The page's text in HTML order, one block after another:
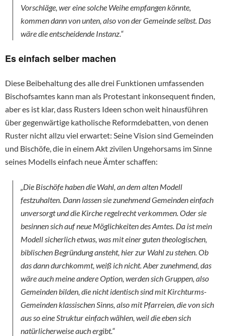
Vorschläge, wer eine solche Weihe empfangen könnte,
kommen dann von unten, also von der Gemeinde selbst. Das
wäre die entscheidende Instanz.“
Es einfach selber machen
Diese Beibehaltung des alle drei Funktionen umfassenden
Bischofsamtes kann man als Protestant inkonsequent finden,
aber es ist klar, dass Rusters Ideen schon weit hinausführen
über gegenwärtige katholische Reformdebatten, von denen
Ruster nicht allzu viel erwartet: Seine Vision sind Gemeinden
und Bischöfe, die in einem Akt zivilen Ungehorsams im Sinne
seines Modells einfach neue Ämter schaffen:
„Die Bischöfe haben die Wahl, an dem alten Modell
festzuhalten. Dann lassen sie zunehmend Gemeinden einfach
unversorgt und die Kirche regelrecht verkommen. Oder sie
besinnen sich auf neue Möglichkeiten des Amtes. Da ist mein
Modell sicherlich etwas, was mit einer guten theologischen,
biblischen Begründung ansteht, hier zur Wahl zu stehen. Ob
das dann durchkommt, weiß ich nicht. Aber zunehmend, das
wäre auch meine andere Option, werden sich Gruppen, also
Gemeinden bilden, die nicht identisch sind mit Kirchturms-
Gemeinden klassischen Sinns, also mit Pfarreien, die von sich
aus so eine Struktur einfach wählen, weil die eben sich
natürlicherweise auch ergibt.“